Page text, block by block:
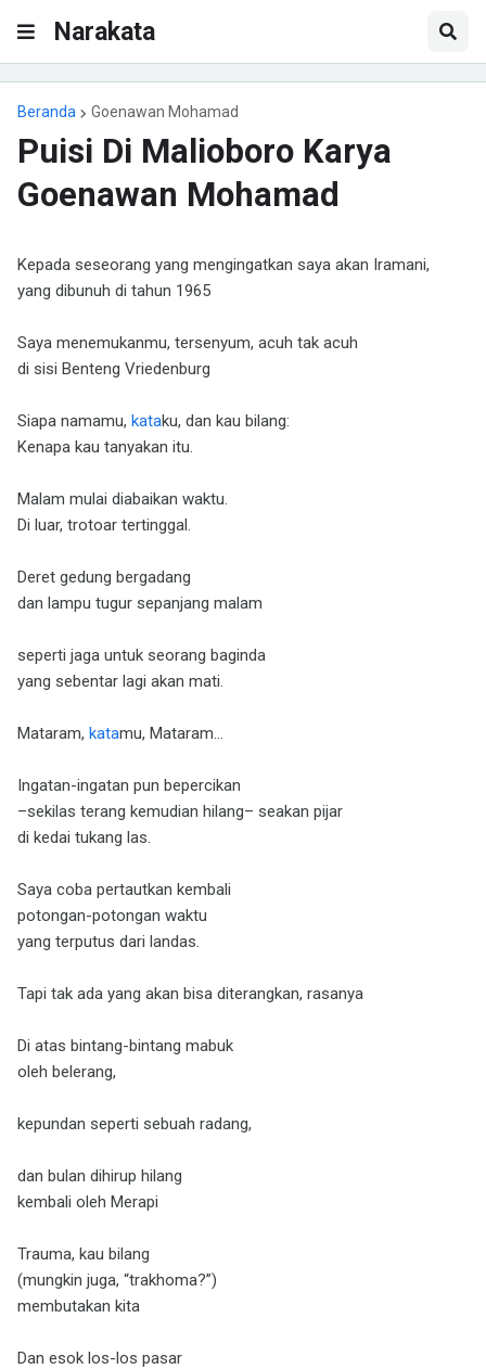
Narakata
Beranda Goenawan Mohamad
Puisi Di Malioboro Karya
Goenawan Mohamad
Kepada seseorang yang mengingatkan saya akan Iramani,
yang dibunuh di tahun 1965
Saya menemukanmu, tersenyum, acuh tak acuh
di sisi Benteng Vriedenburg
Siapa namamu, kataku, dan kau bilang:
Kenapa kau tanyakan itu.
Malam mulai diabaikan waktu.
Di luar, trotoar tertinggal.
Deret gedung bergadang
dan lampu tugur sepanjang malam
seperti jaga untuk seorang baginda
yang sebentar lagi akan mati.
Mataram, katamu, Mataram…
Ingatan-ingatan pun bepercikan
–sekilas terang kemudian hilang– seakan pijar
di kedai tukang las.
Saya coba pertautkan kembali
potongan-potongan waktu
yang terputus dari landas.
Tapi tak ada yang akan bisa diterangkan, rasanya
Di atas bintang-bintang mabuk
oleh belerang,
kepundan seperti sebuah radang,
dan bulan dihirup hilang
kembali oleh Merapi
Trauma, kau bilang
(mungkin juga, “trakhoma?”)
membutakan kita
Dan esok los-los pasar